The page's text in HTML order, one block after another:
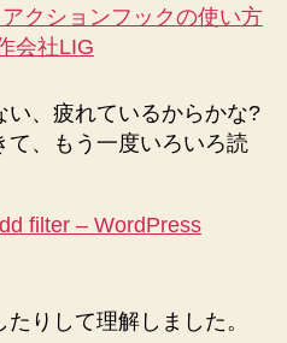
クションフックの使い方
会社LIG
い、疲れているからかな?
て、もう一度いろいろ読
filter – WordPress
りして理解しました。